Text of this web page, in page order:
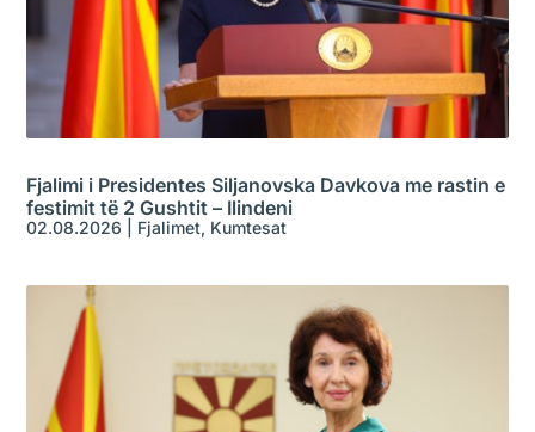
Fjalimi i Presidentes Siljanovska Davkova me rastin e
festimit të 2 Gushtit – Ilindeni
02.08.2026 Fjalimet, Kumtesat